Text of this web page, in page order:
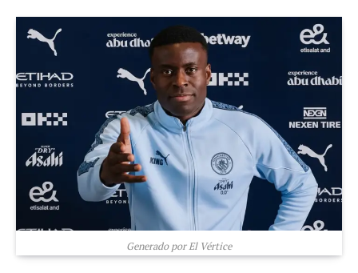
Generado por El Vértice